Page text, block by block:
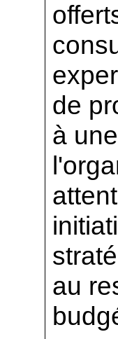
de
à
au